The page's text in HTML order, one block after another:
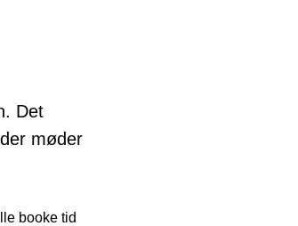
Det
møder
booke tid